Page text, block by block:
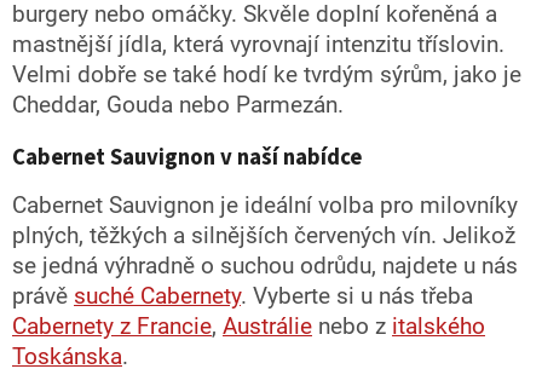
burgery nebo omáčky. Skvěle doplní kořeněná a
mastnější jídla, která vyrovnají intenzitu tříslovin.
Velmi dobře se také hodí ke tvrdým sýrům, jako je
Cheddar, Gouda nebo Parmezán.
Cabernet Sauvignon v naší nabídce
Cabernet Sauvignon je ideální volba pro milovníky
plných, těžkých a silnějších červených vín. Jelikož
se jedná výhradně o suchou odrůdu, najdete u nás
právě suché Cabernety. Vyberte si u nás třeba
Cabernety z Francie, Austrálie nebo z italského
Toskánska.